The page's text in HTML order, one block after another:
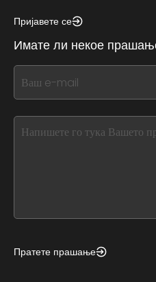
this,
this
form
field
blank
Пријавете се
Имате ли некое
If
you
this,
Пратете прашање